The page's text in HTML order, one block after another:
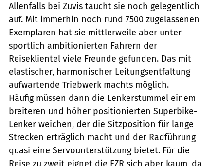
Allenfalls bei Zuvis taucht sie noch gelegentlich
auf. Mit immerhin noch rund 7500 zugelassenen
Exemplaren hat sie mittlerweile aber unter
sportlich ambitionierten Fahrern der
Reiseklientel viele Freunde gefunden. Das mit
elastischer, harmonischer Leitungsentfaltung
aufwartende Triebwerk machts möglich.
Häufig müssen dann die Lenkerstummel einem
breiteren und höher positionierten Superbike-
Lenker weichen, der die Sitzposition für lange
Strecken erträglich macht und der Radführung
quasi eine Servounterstützung bietet. Für die
Reise zu zweit eignet die FZR sich aber kaum, da